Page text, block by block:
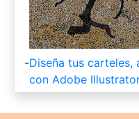
-Diseña tus
con Adobe